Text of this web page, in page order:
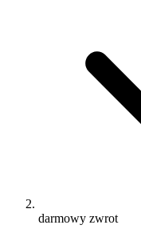
darmowy zwrot